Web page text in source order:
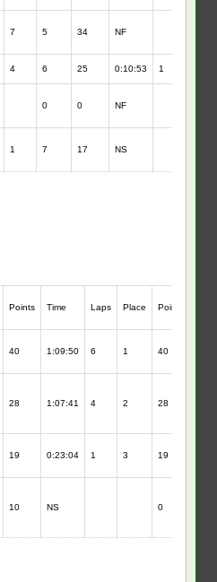
7 5 34 NF
4 6 25 0:10:53 1
0 0 NF
1 7 17 NS
Points Time Laps Place Points
40 1:09:50 6 1 40
28 1:07:41 4 2 28
19 0:23:04 1 3 19
10 NS 0